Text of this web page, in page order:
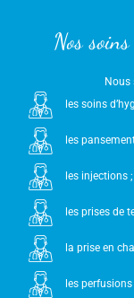
Nos
Nous
les soins
les
les injections ;
les prises de
la prise en
les perfusions